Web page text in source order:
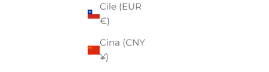
Cile (EUR
€)
Cina (CNY
¥)
Australia
Austria